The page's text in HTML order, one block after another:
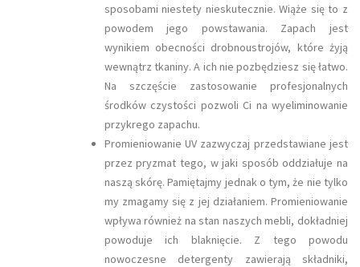
sposobami niestety nieskutecznie. Wiąże się to z
powodem jego powstawania. Zapach jest
wynikiem obecności drobnoustrojów, które żyją
wewnątrz tkaniny. A ich nie pozbędziesz się łatwo.
Na szczęście zastosowanie profesjonalnych
środków czystości pozwoli Ci na wyeliminowanie
przykrego zapachu.
Promieniowanie UV zazwyczaj przedstawiane jest
przez pryzmat tego, w jaki sposób oddziałuje na
naszą skórę. Pamiętajmy jednak o tym, że nie tylko
my zmagamy się z jej działaniem. Promieniowanie
wpływa również na stan naszych mebli, dokładniej
powoduje ich blaknięcie. Z tego powodu
nowoczesne detergenty zawierają składniki,